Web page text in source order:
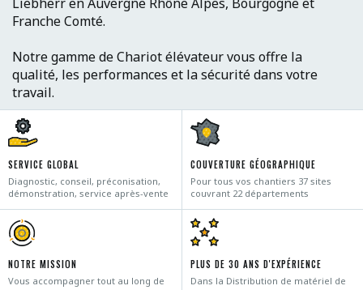
Franche Comté.
Notre gamme de Chariot élévateur vous offre la
qualité, les performances et la sécurité dans votre
travail.
SERVICE GLOBAL
Diagnostic, conseil, préconisation,
démonstration, service après-vente
COUVERTURE GÉOGRAPHIQUE
Pour tous vos chantiers 37 sites
couvrant 22 départements
NOTRE MISSION
Vous accompagner tout au long de
PLUS DE 30 ANS D'EXPÉRIENCE
Dans la Distribution de matériel de